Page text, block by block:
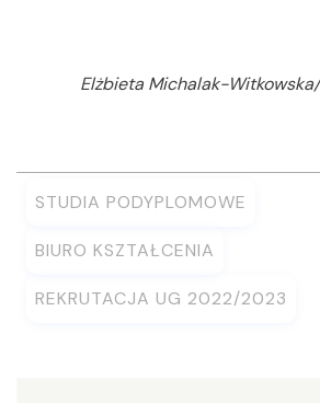
Elżbieta Michalak-
STUDIA PODYPLOMOWE
BIURO KSZTAŁCENIA
REKRUTACJA UG 2022/2023